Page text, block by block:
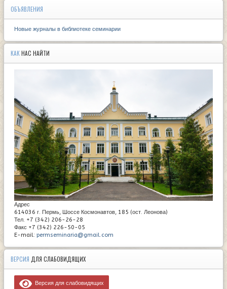
ОБЪЯВЛЕНИЯ
Новые журналы в библиотеке семинарии
КАКНАС НАЙТИ
Адрес
614036 г. Пермь, Шоссе Космонавтов, 185 (ост. Леонова)
Тел. +7 (342) 206-26-28
Факс +7 (342) 226-50-05
E-mail: permseminaria@gmail.com
ВЕРСИЯ ДЛЯ СЛАБОВИДЯЩИХ
Версия для слабовидящих